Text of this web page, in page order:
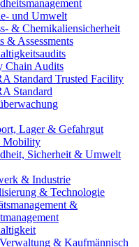
und Umwelt
& Chemikaliensicherheit
& Assessments
Chain Audits
Standard Trusted Facility
Standard
Lager & Gefahrgut
Mobility
Sicherheit & Umwelt
& Industrie
& Technologie
&
& Kaufmännisch